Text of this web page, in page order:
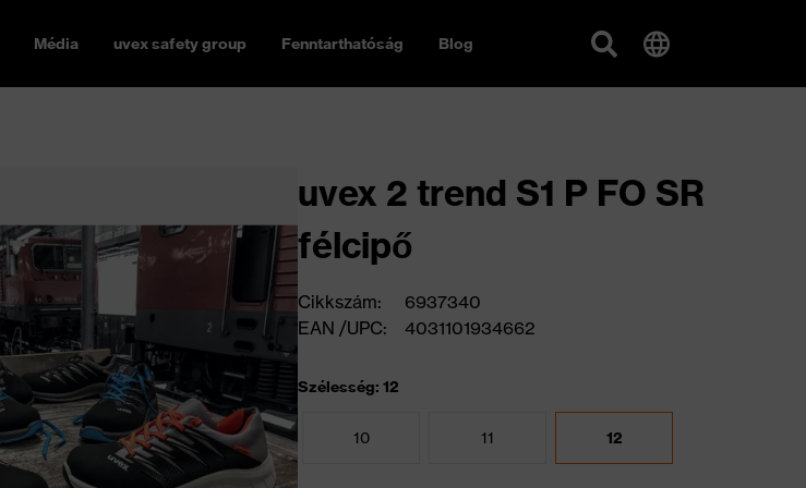
Média uvex safety group Fenntarthatóság Blog
uvex 2 trend S1 P FO SR
félcipő
Cikkszám:
6937340
EAN /UPC:
4031101934662
Szélesség: 12
10 11 12